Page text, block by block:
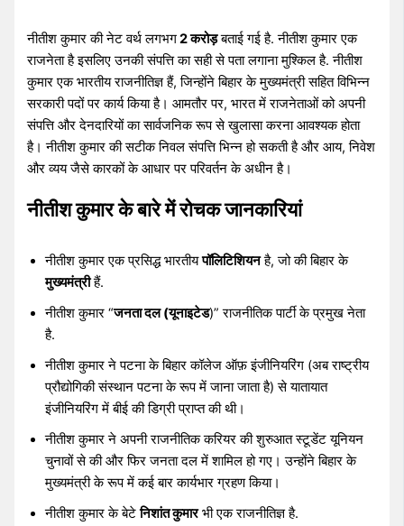
नीतीश कुमार की नेट वर्थ लगभग2 करोड़बताई गई है. नीतीश कुमार एक
राजनेता है इसलिए उनकी संपत्ति का सही से पता लगाना मुश्किल है. नीतीश
कुमार एक भारतीय राजनीतिज्ञ हैं, जिन्होंने बिहार के मुख्यमंत्री सहित विभिन्न
सरकारी पदों पर कार्य किया है। आमतौर पर, भारत में राजनेताओं को अपनी
संपत्ति और देनदारियों का सार्वजनिक रूप से खुलासा करना आवश्यक होता
है। नीतीश कुमार की सटीक निवल संपत्ति भिन्न हो सकती है और आय, निवेश
और व्यय जैसे कारकों के आधार पर परिवर्तन के अधीन है।
नीतीश कुमार के बारे में रोचक जानकारियां
नीतीश कुमार एक प्रसिद्ध भारतीयपॉलिटिशियनहै, जो की बिहार के
मुख्यमंत्रीहैं.
नीतीश कुमार “जनता दल (यूनाइटेड)” राजनीतिक पार्टी के प्रमुख नेता
है.
नीतीश कुमार ने पटना के बिहार कॉलेज ऑफ़ इंजीनियरिंग (अब राष्ट्रीय
प्रौद्योगिकी संस्थान पटना के रूप में जाना जाता है) से यातायात
इंजीनियरिंग में बीई की डिग्री प्राप्त की थी।
नीतीश कुमार ने अपनी राजनीतिक करियर की शुरुआत स्टूडेंट यूनियन
चुनावों से की और फिर जनता दल में शामिल हो गए। उन्होंने बिहार के
मुख्यमंत्री के रूप में कई बार कार्यभार ग्रहण किया।
नीतीश कुमार के बेटेनिशांत कुमारभी एक राजनीतिज्ञ है.